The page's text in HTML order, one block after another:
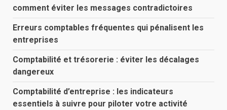
comment éviter les messages contradictoires
Erreurs comptables fréquentes qui pénalisent les
entreprises
Comptabilité et trésorerie : éviter les décalages
dangereux
Comptabilité d’entreprise : les indicateurs
essentiels à suivre pour piloter votre activité